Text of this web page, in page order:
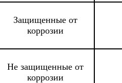
Защищенные от
коррозии
Не защищенные от
коррозии